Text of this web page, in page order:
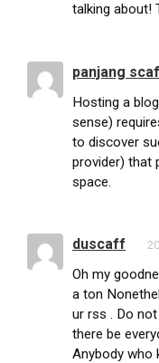
talking about!
panjang
Hosting a
sense)
to discover
provider) that
space.
duscaff
Oh my
a ton
ur rss . Do
there be
Anybody who